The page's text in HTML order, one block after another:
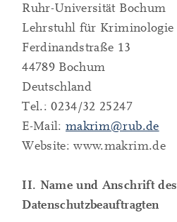
Ruhr-Universität Bochum
Lehrstuhl für Kriminologie
Ferdinandstraße 13
44789 Bochum
Deutschland
Tel.: 0234/32 25247
E-Mail:makrim@rub.de
Website: www.makrim.de
II. Name und Anschrift des
Datenschutzbeauftragten